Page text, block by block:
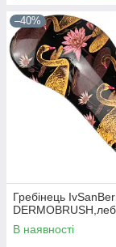
–40%
Гребінець
В наявності